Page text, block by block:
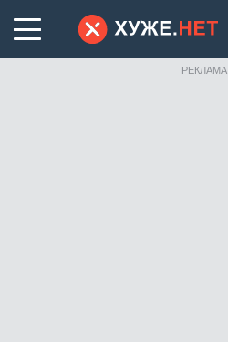
РЕКЛАМА